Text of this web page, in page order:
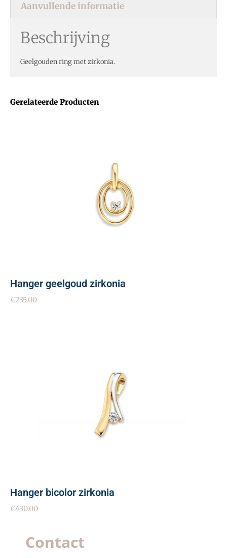
Gerelateerde Producten
Hanger geelgoud zirkonia
€235.00
Hanger bicolor zirkonia
€430.00
Aanvullende informatie
Beschrijving
Geelgouden ring met zirkonia.
Contact